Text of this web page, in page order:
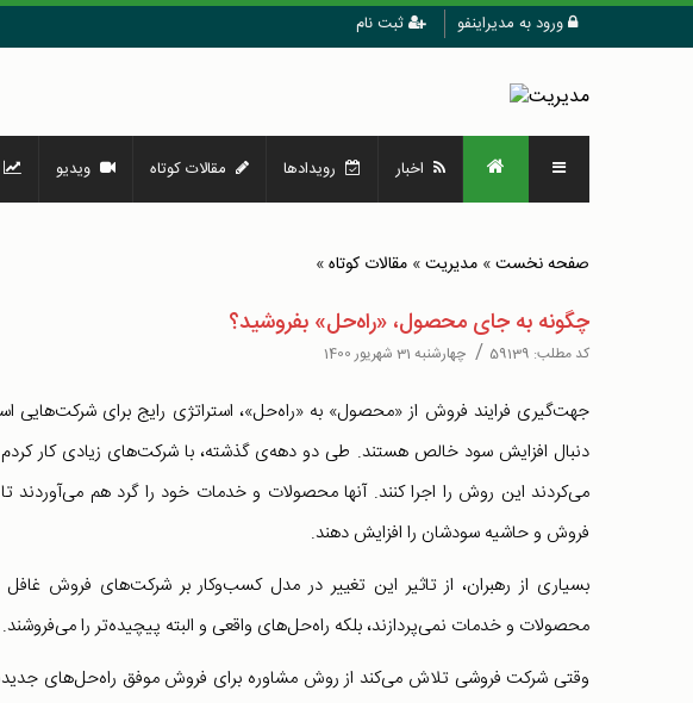
ورود به مدیراینفو ثبت نام
اخبار رویدادها مقالات کوتاه ویدیو
صفحه نخست» مدیریت» مقالات کوتاه»
چگونه به جای محصول، «راه‌حل‌» بفروشید؟
کد مطلب: 59139
/ چهارشنبه 31 شهریور 1400
جهت‌گیری فرایند فروش از «محصول» به «راه‌حل»، استراتژی رایج برای شرکت‌هایی
دنبال افزایش سود خالص‌ هستند. طی دو دهه‌ی گذشته، با شرکت‌های زیادی کار
می‌کردند این روش را اجرا کنند. آنها محصولات و خدمات‌ خود را گرد هم می‌آوردند تا
فروش و حاشیه سودشان را افزایش دهند.
بسیاری از رهبران، از تاثیر این تغییر در مدل کسب‌و‌کار بر شرکت‌های فروش
محصولات و خدمات‌ نمی‌پردازند، بلکه راه‌حل‌های واقعی و البته پیچیده‌تر را می‌فروشند.
وقتی شرکت فروشی تلاش می‌کند از روش مشاوره برای فروش موفق راه‌حل‌های